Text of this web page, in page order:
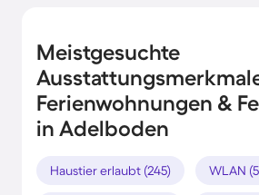
Meistgesuchte
Ferienwohnungen &
in Adelboden
Haustier erlaubt (245) WLAN